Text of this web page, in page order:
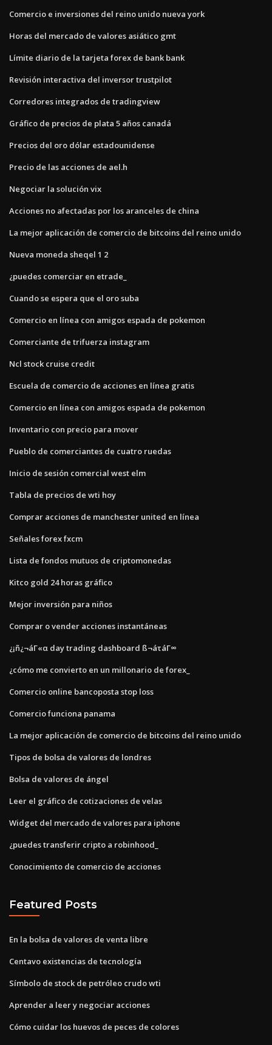
Comercio e inversiones del reino unido nueva york
Horas del mercado de valores asiático gmt
Límite diario de la tarjeta forex de bank bank
Revisión interactiva del inversor trustpilot
Corredores integrados de tradingview
Gráfico de precios de plata 5 años canadá
Precios del oro dólar estadounidense
Precio de las acciones de ael.h
Negociar la solución vix
Acciones no afectadas por los aranceles de china
La mejor aplicación de comercio de bitcoins del reino unido
Nueva moneda sheqel 1 2
¿puedes comerciar en etrade_
Cuando se espera que el oro suba
Comercio en línea con amigos espada de pokemon
Comerciante de trifuerza instagram
Ncl stock cruise credit
Escuela de comercio de acciones en línea gratis
Comercio en línea con amigos espada de pokemon
Inventario con precio para mover
Pueblo de comerciantes de cuatro ruedas
Inicio de sesión comercial west elm
Tabla de precios de wti hoy
Comprar acciones de manchester united en línea
Señales forex fxcm
Lista de fondos mutuos de criptomonedas
Kitco gold 24 horas gráfico
Mejor inversión para niños
Comprar o vender acciones instantáneas
¿¡ñ¿¬áΓ«α day trading dashboard ß¬áτáΓ∞
¿cómo me convierto en un millonario de forex_
Comercio online bancoposta stop loss
Comercio funciona panama
La mejor aplicación de comercio de bitcoins del reino unido
Tipos de bolsa de valores de londres
Bolsa de valores de ángel
Leer el gráfico de cotizaciones de velas
Widget del mercado de valores para iphone
¿puedes transferir cripto a robinhood_
Conocimiento de comercio de acciones
Featured Posts
En la bolsa de valores de venta libre
Centavo existencias de tecnología
Símbolo de stock de petróleo crudo wti
Aprender a leer y negociar acciones
Cómo cuidar los huevos de peces de colores